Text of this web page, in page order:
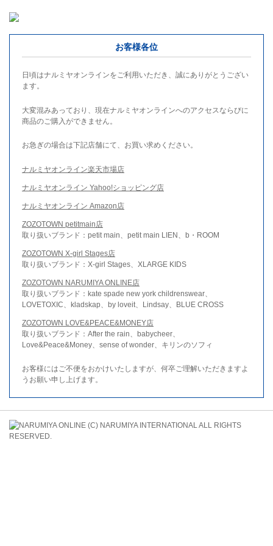
お客様各位
日頃はナルミヤオンラインをご利用いただき、誠にありがとうござい
ます。
大変混みあっており、現在ナルミヤオンラインへのアクセスならびに
商品のご購入ができません。
お急ぎの場合は下記店舗にて、お買い求めください。
ナルミヤオンライン楽天市場店
ナルミヤオンライン Yahoo!ショッピング店
ナルミヤオンライン Amazon店
ZOZOTOWN petitmain店
取り扱いブランド：petit main、petit main LIEN、b・ROOM
ZOZOTOWN X-girl Stages店
取り扱いブランド：X-girl Stages、XLARGE KIDS
ZOZOTOWN NARUMIYA ONLINE店
取り扱いブランド：kate spade new york childrenswear、
LOVETOXIC、kladskap、by loveit、Lindsay、BLUE CROSS
ZOZOTOWN LOVE&PEACE&MONEY店
取り扱いブランド：After the rain、babycheer、
Love&Peace&Money、sense of wonder、キリンのソフィ
お客様にはご不便をおかけいたしますが、何卒ご理解いただきますよ
うお願い申し上げます。